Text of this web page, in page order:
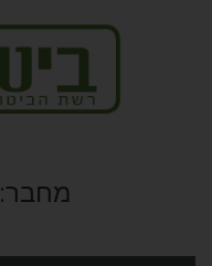
מחבר: